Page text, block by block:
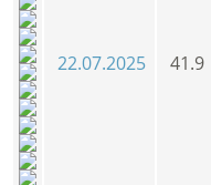
22.07.2025 41.9